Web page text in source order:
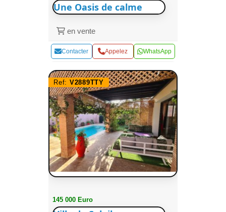
Une Oasis de calme
en vente
Contacter Appelez WhatsApp
Ref: V2889TTY
145 000 Euro